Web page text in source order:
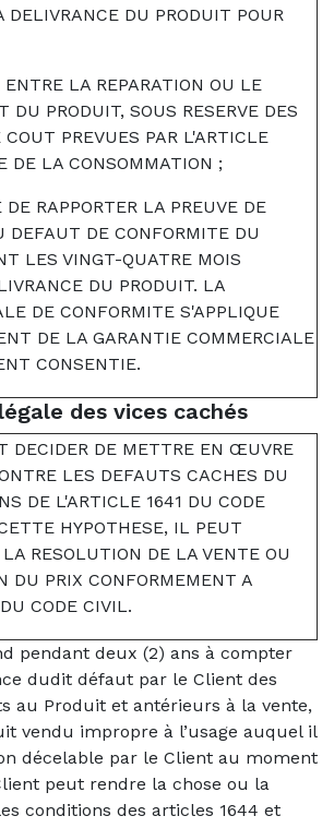
DELIVRANCE DU PRODUIT POUR
LA REPARATION OU LE
DU PRODUIT, SOUS RESERVE DES
PREVUES PAR L'ARTICLE
DE LA CONSOMMATION ;
RAPPORTER LA PREUVE DE
DEFAUT DE CONFORMITE DU
LES VINGT-QUATRE MOIS
DU PRODUIT. LA
DE CONFORMITE S'APPLIQUE
DE LA GARANTIE COMMERCIALE
CONSENTIE.
des vices cachés
DECIDER DE METTRE EN ŒUVRE
LES DEFAUTS CACHES DU
DE L'ARTICLE 1641 DU CODE
HYPOTHESE, IL PEUT
RESOLUTION DE LA VENTE OU
DU PRIX CONFORMEMENT A
CODE CIVIL.
pendant deux (2) ans à compter
dudit défaut par le Client des
au Produit et antérieurs à la vente,
vendu impropre à l’usage auquel il
décelable par le Client au moment
peut rendre la chose ou la
conditions des articles 1644 et